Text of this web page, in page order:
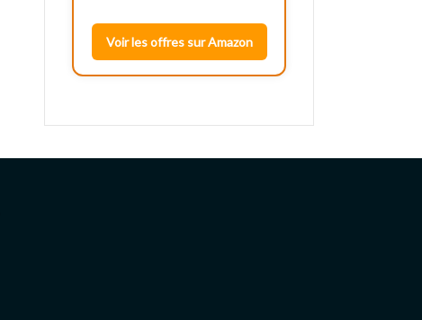
Voir les offres sur Amazon